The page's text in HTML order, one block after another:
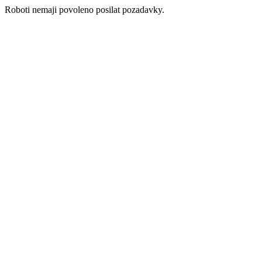
Roboti nemaji povoleno posilat pozadavky.